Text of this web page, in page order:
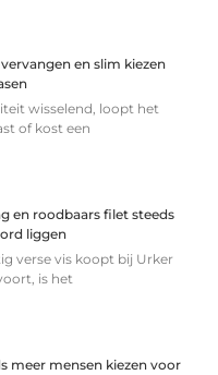
en slim kiezen
wisselend, loopt het
of kost een
en roodbaars filet steeds
liggen
verse vis koopt bij Urker
is het
meer mensen kiezen voor